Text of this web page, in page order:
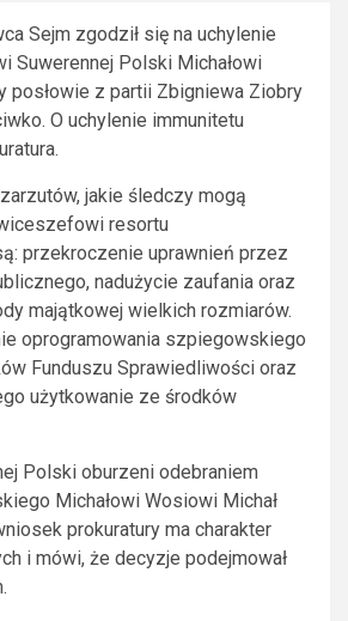
Sejm zgodził się na uchylenie
Suwerennej Polski Michałowi
posłowie z partii Zbigniewa Ziobry
O uchylenie immunitetu
jakie śledczy mogą
resortu
przekroczenie uprawnień przez
nadużycie zaufania oraz
majątkowej wielkich rozmiarów.
oprogramowania szpiegowskiego
Funduszu Sprawiedliwości oraz
użytkowanie ze środków
Polski oburzeni odebraniem
Michałowi Wosiowi Michał
prokuratury ma charakter
i mówi, że decyzje podejmował